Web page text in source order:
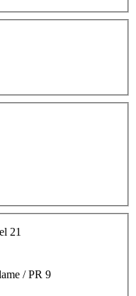
21
/ PR 9